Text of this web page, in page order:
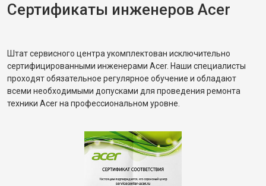
Сертификаты инженеров Acer
Штат сервисного центра укомплектован исключительно
сертифицированными инженерами Acer. Наши специалисты
проходят обязательное регулярное обучение и обладают
всеми необходимыми допусками для проведения ремонта
техники Acer на профессиональном уровне.